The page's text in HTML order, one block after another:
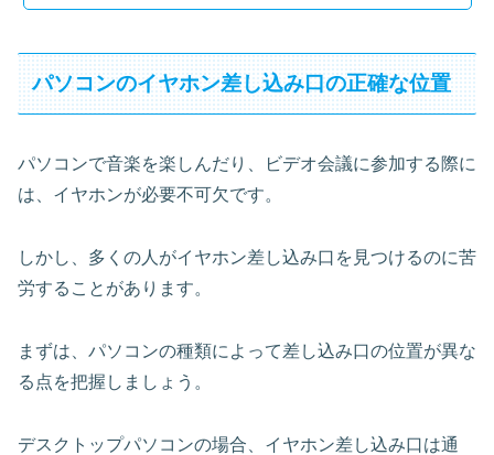
パソコンのイヤホン差し込み口の正確な位置
パソコンで音楽を楽しんだり、ビデオ会議に参加する際に
は、イヤホンが必要不可欠です。
しかし、多くの人がイヤホン差し込み口を見つけるのに苦
労することがあります。
まずは、パソコンの種類によって差し込み口の位置が異な
る点を把握しましょう。
デスクトップパソコンの場合、イヤホン差し込み口は通